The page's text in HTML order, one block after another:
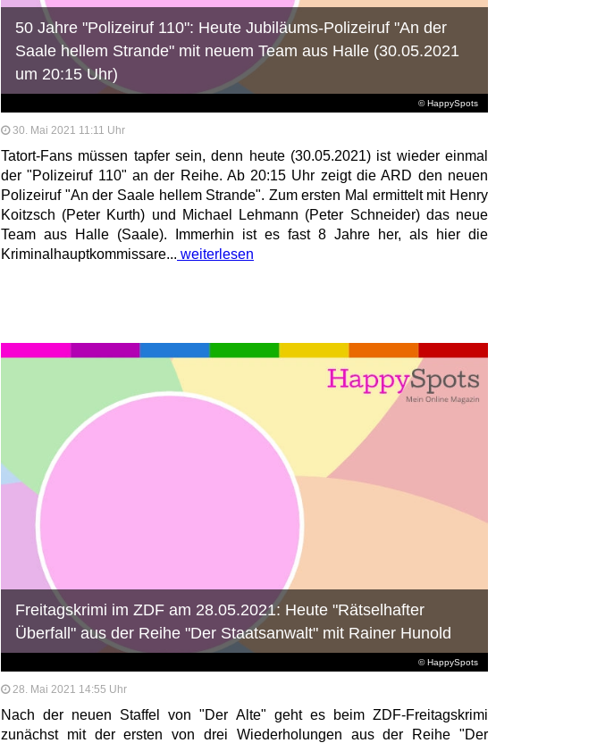
© HappySpots
50 Jahre "Polizeiruf 110": Heute Jubiläums-Polizeiruf "An der
Saale hellem Strande" mit neuem Team aus Halle (30.05.2021
um 20:15 Uhr)
30. Mai 2021 11:11 Uhr
Tatort-Fans müssen tapfer sein, denn heute (30.05.2021) ist wieder einmal
der "Polizeiruf 110" an der Reihe. Ab 20:15 Uhr zeigt die ARD den neuen
Polizeiruf "An der Saale hellem Strande". Zum ersten Mal ermittelt mit Henry
Koitzsch (Peter Kurth) und Michael Lehmann (Peter Schneider) das neue
Team aus Halle (Saale). Immerhin ist es fast 8 Jahre her, als hier die
Kriminalhauptkommissare... weiterlesen
© HappySpots
Freitagskrimi im ZDF am 28.05.2021: Heute "Rätselhafter
Überfall" aus der Reihe "Der Staatsanwalt" mit Rainer Hunold
28. Mai 2021 14:55 Uhr
Nach der neuen Staffel von "Der Alte" geht es beim ZDF-Freitagskrimi
zunächst mit der ersten von drei Wiederholungen aus der Reihe "Der